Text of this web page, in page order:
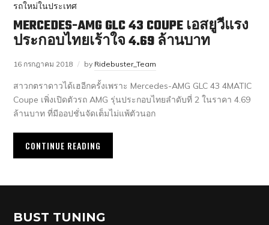
รถใหม่ในประเทศ
MERCEDES-AMG GLC 43 COUPE เอสยูวีแรง
ประกอบไทยเร้าใจ 4.69 ล้านบาท
16 กรกฎาคม 2018 by Ridebuster_Team
สาวกตราดาวได้เฮอีกครั้งเพราะ Mercedes-AMG GLC 43 4MATIC
Coupe เพิ่งเปิดตัวรถ AMG รุ่นประกอบไทยลำดับที่ 2 ในราคา 4.69
ล้านบาท ที่มีออปชั่นจัดเต็มไม่แพ้ตัวนอก
CONTINUE READING
BUST TUNING